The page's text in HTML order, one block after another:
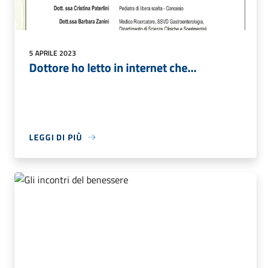
5 APRILE 2023
Dottore ho letto in internet che...
LEGGI DI PIÙ